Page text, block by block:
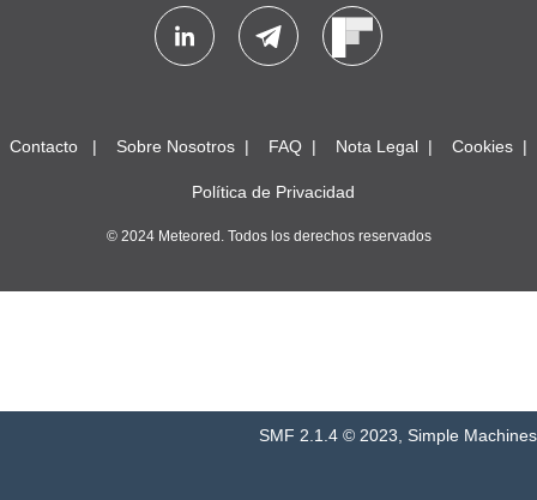
Contacto Sobre Nosotros FAQ Nota Legal Cookies
Política de Privacidad
© 2024 Meteored. Todos los derechos reservados
SMF 2.1.4 © 2023 Simple Machines